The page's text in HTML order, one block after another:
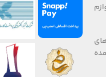
عمده